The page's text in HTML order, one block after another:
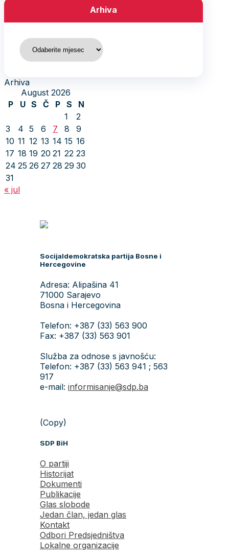
Arhiva
Arhiva
Arhiva
August 2026
P
U S Č P S
N
1
2
3
4 5 6 7 8
9
10 11 12 13 14 15 16
17 18 19 20 21 22 23
24 25 26 27 28 29 30
31
« jul
Socijaldemokratska partija Bosne i
Hercegovine
Adresa: Alipašina 41
71000 Sarajevo
Bosna i Hercegovina
Telefon: +387 (33) 563 900
Fax: +387 (33) 563 901
Služba za odnose s javnošću:
Telefon: +387 (33) 563 941 ; 563
917
e-mail: informisanje@sdp.ba
(Copy)
SDP BiH
O partiji
Historijat
Dokumenti
Publikacije
Glas slobode
Jedan član, jedan glas
Kontakt
Odbori Predsjedništva
Lokalne organizacije